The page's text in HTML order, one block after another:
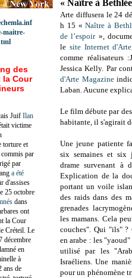
« Naître à
Arte diffusera le 24
h 15 «Naître à
de l’espoir»,
le site Internet d'Arte
comme réalisateurs
Jessica Kelly. Par
d'Arte Magazine
Laban. Aucune
Le film débute par
habitante, il s'agirait
Une jeune patiente
six semaines et six
drame survenant à
Explication de la
portant un voile
des raids dans des
grenades
les mamans. Cela
couches". Qui "ils"
en arabe : les "yaoud"
utilisé par les
Israéliens. Une
pour un phénomène
maitre-
des
la Cour
Juif Ilan
victime
torture et
commis par
par
a été
d'assises
25 octobre
dans
ont
la Cour
Créteil. Le
décembre
en
à
ans de